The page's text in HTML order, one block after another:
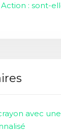
: sont-
avec